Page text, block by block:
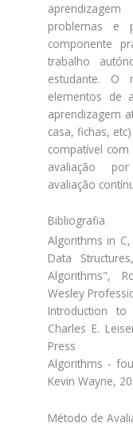
problemas e
componente
trabalho
estudante. O
elementos de
aprendizagem
casa, fichas, etc)
compatível
avaliação
avaliação
Bibliografia
Algorithms in
Data
Algorithms",
Wesley
Introduction
Charles E.
Press
Algorithms -
Kevin Wayne,
Método de